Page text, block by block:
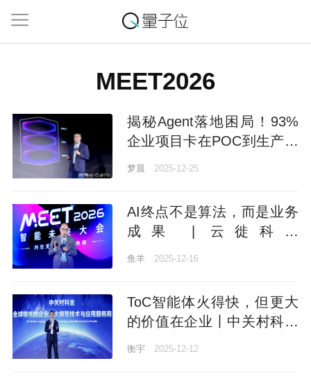
MEET2026
揭秘Agent落地困局！93%
企业项目卡在POC到生产最
后一公里
梦晨 2025-12-25
AI终点不是算法，而是业务
成果 | 云徙科技
@MEET2026
鱼羊 2025-12-16
ToC智能体火得快，但更大
的价值在企业丨中关村科金
@MEET2026
衡宇 2025-12-12